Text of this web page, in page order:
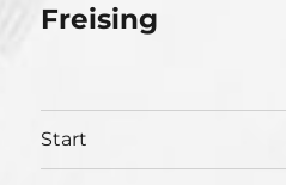
Freising
Start